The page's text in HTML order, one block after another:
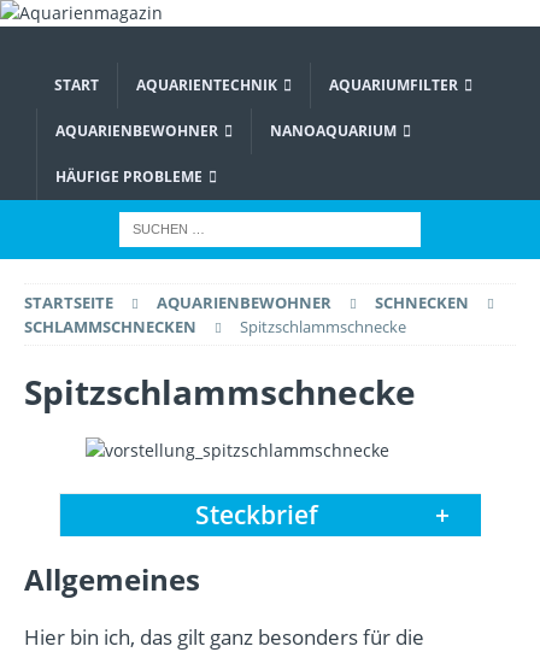
START AQUARIENTECHNIK AQUARIUMFILTER
AQUARIENBEWOHNER NANOAQUARIUM
HÄUFIGE PROBLEME
STARTSEITE AQUARIENBEWOHNER
SCHNECKEN
SCHLAMMSCHNECKEN
Spitzschlammschnecke
Spitzschlammschnecke
Steckbrief +
Allgemeines
Hier bin ich, das gilt ganz besonders für die